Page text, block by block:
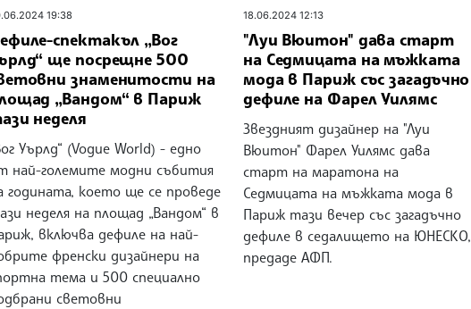
19:38
спектакъл „Вог
ще посрещне 500
знаменитости на
„Вандом“ в Париж
неделя
Уърлд“ (Vogue World) - едно
най-големите модни събития
годината, което ще се проведе
неделя на площад „Вандом“ в
включва дефиле на най-
френски дизайнери на
тема и 500 специално
световни
18.06.2024 12:13
"Луи Вюитон" дава старт
на Седмицата на мъжката
мода в Париж със загадъчно
дефиле на Фарел Уилямс
Звездният дизайнер на "Луи
Вюитон" Фарел Уилямс дава
старт на маратона на
Седмицата на мъжката мода в
Париж тази вечер със загадъчно
дефиле в седалището на ЮНЕСКО,
предаде АФП.